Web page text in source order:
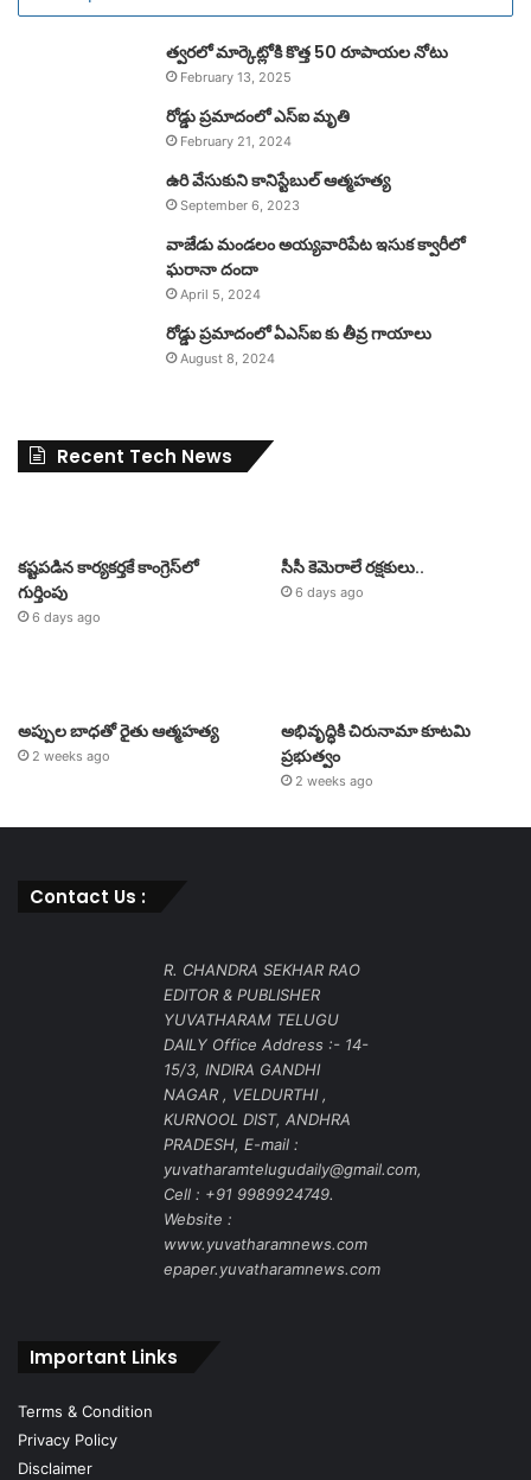
త్వరలో మార్కెట్లోకి కొత్త 50 రూపాయల నోటు
February 13, 2025
రోడ్డు ప్రమాదంలో ఎస్ఐ మృతి
February 21, 2024
ఉరి వేసుకుని కానిస్టేబుల్ ఆత్మహత్య
September 6, 2023
వాజేడు మండలం అయ్యవారిపేట ఇసుక క్వారీలో
ఘరానా దందా
April 5, 2024
రోడ్డు ప్రమాదంలో ఏఎస్ఐ కు తీవ్ర గాయాలు
August 8, 2024
Recent Tech News
కష్టపడిన కార్యకర్తకే కాంగ్రెస్‌లో
గుర్తింపు
6 days ago
సీసీ కెమెరాలే రక్షకులు..
6 days ago
అప్పుల బాధతో రైతు ఆత్మహత్య
2 weeks ago
అభివృద్ధికి చిరునామా కూటమి
ప్రభుత్వం
2 weeks ago
Contact Us :
R. CHANDRA SEKHAR RAO
EDITOR & PUBLISHER
YUVATHARAM TELUGU
DAILY Office Address :- 14-
15/3, INDIRA GANDHI
NAGAR , VELDURTHI ,
KURNOOL DIST, ANDHRA
PRADESH, E-mail :
yuvatharamtelugudaily@gmail.com,
Cell : +91 9989924749.
Website :
www.yuvatharamnews.com
epaper.yuvatharamnews.com
Important Links
Terms & Condition
Privacy Policy
Disclaimer